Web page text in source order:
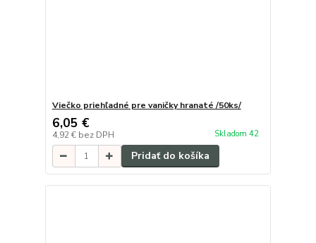
Viečko priehľadné pre vaničky hranaté /50ks/
6,05 €
4,92 € bez DPH Skladom 42
Pridať do košíka